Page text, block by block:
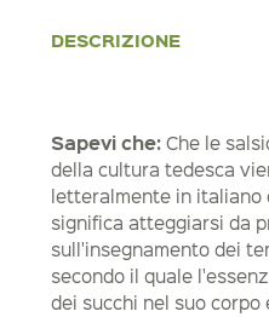
DESCRIZIONE
Sapevi che: Che le
della cultura tedesca
letteralmente in italiano
significa atteggiarsi da
sull'insegnamento dei
secondo il quale
dei succhi nel suo